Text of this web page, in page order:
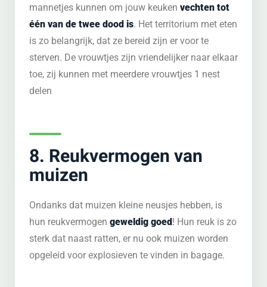
mannetjes kunnen om jouw keuken vechten tot
één van de twee dood is. Het territorium met eten
is zo belangrijk, dat ze bereid zijn er voor te
sterven. De vrouwtjes zijn vriendelijker naar elkaar
toe, zij kunnen met meerdere vrouwtjes 1 nest
delen
8. Reukvermogen van
muizen
Ondanks dat muizen kleine neusjes hebben, is
hun reukvermogen geweldig goed! Hun reuk is zo
sterk dat naast ratten, er nu ook muizen worden
opgeleid voor explosieven te vinden in bagage.